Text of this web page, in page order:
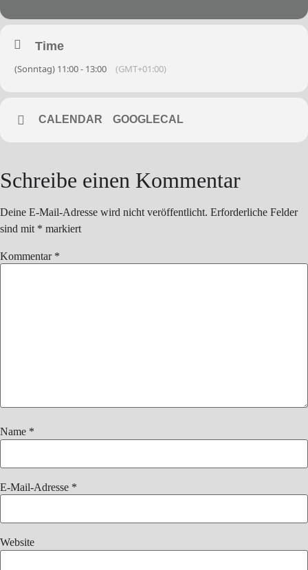
Time
(Sonntag) 11:00 - 13:00 (GMT+01:00)
CALENDAR GOOGLECAL
Schreibe einen Kommentar
Deine E-Mail-Adresse wird nicht veröffentlicht. Erforderliche Felder
sind mit * markiert
Kommentar *
Name *
E-Mail-Adresse *
Website